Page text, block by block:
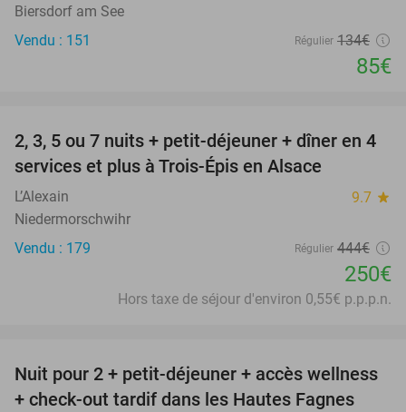
Biersdorf am See
Vendu : 151
Régulier 134€
85€
44%
2, 3, 5 ou 7 nuits + petit-déjeuner + dîner en 4
services et plus à Trois-Épis en Alsace
L’Alexain 9.7 star
Niedermorschwihr
Vendu : 179
Régulier 444€
250€
Hors taxe de séjour d'environ 0,55€ p.p.p.n.
32%
Nuit pour 2 + petit-déjeuner + accès wellness
+ check-out tardif dans les Hautes Fagnes